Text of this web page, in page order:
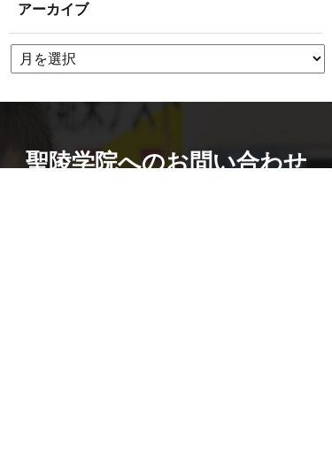
アーカイブ
聖陵学院へのお問い合わせ